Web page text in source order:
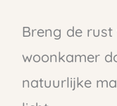
Breng de
woonkamer
natuurlijke